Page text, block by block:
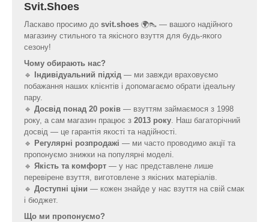
Svit.Shoes
Ласкаво просимо до svit.shoes 🌍👠 — вашого надійного
магазину стильного та якісного взуття для будь-якого
сезону!
Чому обирають нас?
🔹
Індивідуальний підхід — ми завжди враховуємо
побажання наших клієнтів і допомагаємо обрати ідеальну
пару.
🔹 Досвід понад 20 років — взуттям займаємося з 1998
року, а сам магазин працює з 2013 року. Наш багаторічний
досвід — це гарантія якості та надійності.
🔹 Регулярні розпродажі — ми часто проводимо акції та
пропонуємо знижки на популярні моделі.
🔹 Якість та комфорт — у нас представлене лише
перевірене взуття, виготовлене з якісних матеріалів.
🔹 Доступні ціни — кожен знайде у нас взуття на свій смак
і бюджет.
Що ми пропонуємо?